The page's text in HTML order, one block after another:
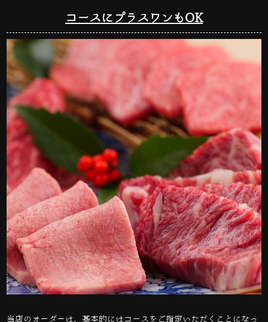
コースにプラスワンもOK
当店のオーダーは、基本的にはコースをご指定いただくことになっ